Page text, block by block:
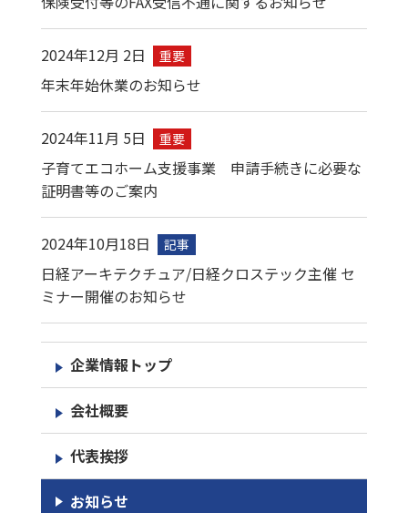
企業情報トップ
会社概要
代表挨拶
お知らせ
2024年12月 2日 重要
年末年始休業のお知らせ
2024年11月 5日 重要
子育てエコホーム支援事業 申請手続きに必要な
証明書等のご案内
2024年10月18日 記事​
日経アーキテクチュア/日経クロステック主催 セ
ミナー開催のお知らせ